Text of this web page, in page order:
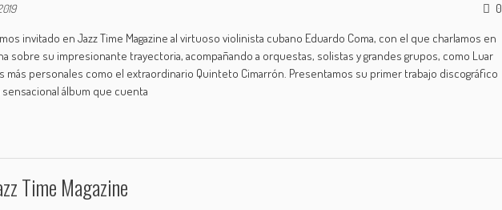
0
invitado en Jazz Time Magazine al virtuoso violinista cubano Eduardo Coma, con el que charlamos en
sobre su impresionante trayectoria, acompañando a orquestas, solistas y grandes grupos, como Luar
más personales como el extraordinario Quinteto Cimarrón. Presentamos su primer trabajo discográfico
sensacional álbum que cuenta
Time Magazine